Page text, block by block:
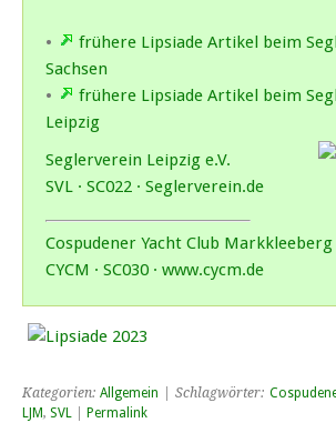
•
frühere Lipsiade Artikel beim
Sachsen
•
frühere Lipsiade Artikel beim
Leipzig
Seglerverein Leipzig e.V.
SVL · SC022 · Seglerverein.de
Cospudener Yacht Club Markkleeberg
CYCM · SC030 · www.cycm.de
Kategorien:Allgemein | Schlagwörter:
LJM, SVL Permalink